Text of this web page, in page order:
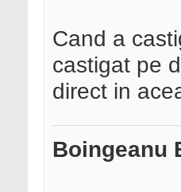
Cand a
castigat pe
direct in
Boingeanu